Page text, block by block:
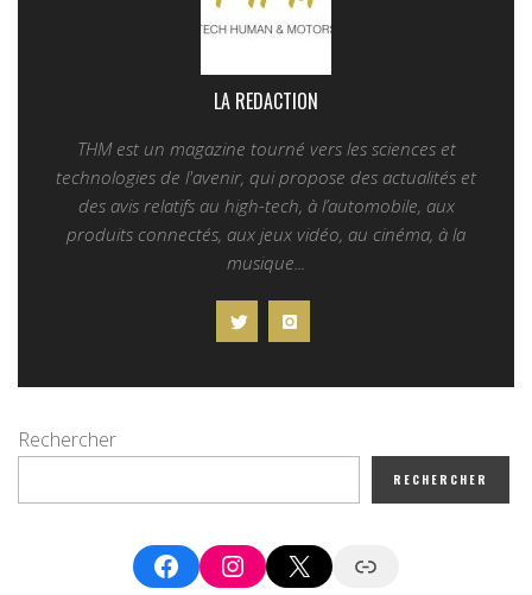
LA REDACTION
THM est un magazine tourné vers les sciences et
technologies de l'avenir, qui propose des actualités et
des avis relatifs au high-tech, à l’automobile, aux
produits connectés, aux jeux vidéo, au cinéma, à la
musique...
Rechercher
RECHERCHER
FacebookInstagram
X Google News